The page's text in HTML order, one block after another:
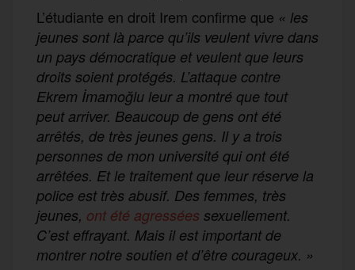
L’étudiante en droit Irem confirme que « les
jeunes sont là parce qu’ils veulent vivre dans
un pays démocratique et veulent que leurs
droits soient protégés. L’attaque contre
Ekrem İmamoğlu leur a montré que tout
peut arriver. Beaucoup de gens ont été
arrêtés, de très jeunes gens. Il y a trois
personnes de mon université qui ont été
arrêtées. Et le traitement que leur réserve la
police est très abusif. Des femmes, très
jeunes, ont été agressées sexuellement.
C’est effrayant. Mais il est important de
montrer notre soutien et d’être courageux. »